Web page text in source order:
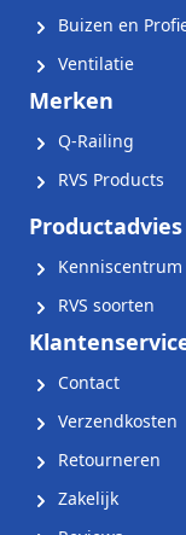
Buizen en
Ventilatie
Merken
Q-Railing
RVS Products
Productadvies
Kenniscentrum
RVS soorten
Contact
Verzendkosten
Retourneren
Zakelijk